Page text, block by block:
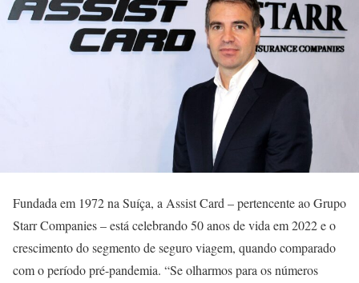
Fundada em 1972 na Suíça, a Assist Card – pertencente ao Grupo
Starr Companies – está celebrando 50 anos de vida em 2022 e o
crescimento do segmento de seguro viagem, quando comparado
com o período pré-pandemia. “Se olharmos para os números